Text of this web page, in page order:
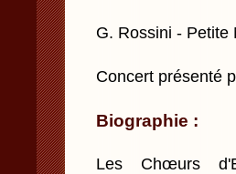
G. Rossini - Petite
Concert présenté
Biographie :
Les Chœurs